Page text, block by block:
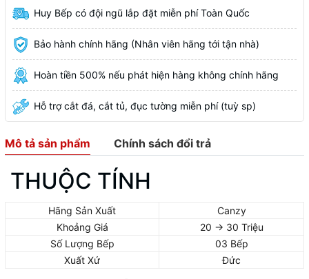
Huy Bếp có đội ngũ lắp đặt miễn phí Toàn Quốc
Bảo hành chính hãng (Nhân viên hãng tới tận nhà)
Hoàn tiền 500% nếu phát hiện hàng không chính hãng
Hỗ trợ cắt đá, cắt tủ, đục tường miễn phí (tuỳ sp)
Mô tả sản phẩm Chính sách đổi trả
THUỘC TÍNH
Hãng Sản Xuất
Canzy
Khoảng Giá
20 -> 30 Triệu
Số Lượng Bếp
03 Bếp
Xuất Xứ
Đức